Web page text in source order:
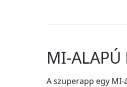
MI-ALAPÚ
A szuperapp egy